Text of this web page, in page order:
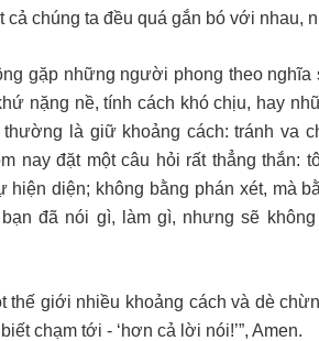
cả chúng ta đều quá gắn bó với nhau,
gặp những người phong theo
nặng nề, tính cách khó chịu, hay
là giữ khoảng cách: tránh va
nay đặt một câu hỏi rất thẳng thắn:
hiện diện; không bằng phán xét, mà
đã nói gì, làm gì, nhưng sẽ
thế giới nhiều khoảng cách và dè
chạm tới - ‘hơn cả lời nói!’”, Amen.